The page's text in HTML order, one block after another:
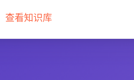
查看知识库